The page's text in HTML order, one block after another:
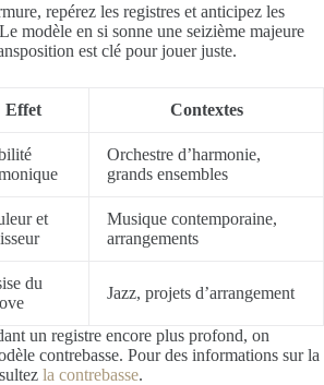
repérez les registres et anticipez les
modèle en si sonne une seizième majeure
est clé pour jouer juste.
Effet Contextes
Orchestre d’harmonie,
grands ensembles
et
Musique contemporaine,
arrangements
du
Jazz, projets d’arrangement
un registre encore plus profond, on
contrebasse. Pour des informations sur la
la contrebasse.